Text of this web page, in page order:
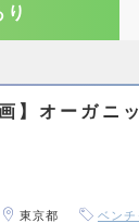
】オーガニ
東京都 ベンチ